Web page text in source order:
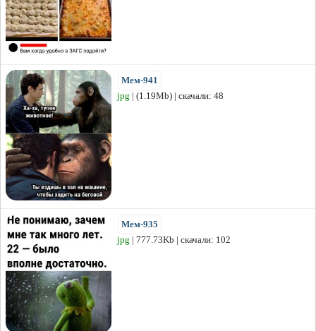
Мем-941
jpg | (1.19Mb) | скачали: 48
Мем-935
jpg | 777.73Kb | скачали: 102